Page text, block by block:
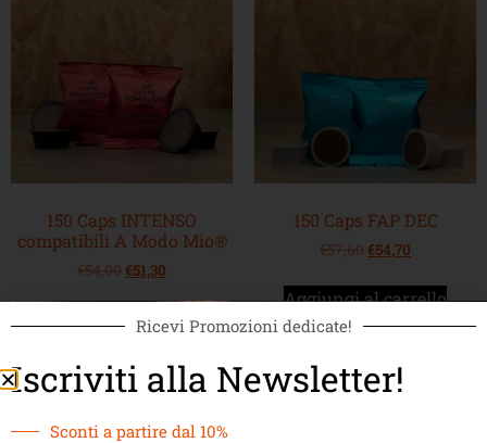
150 Caps INTENSO
compatibili A Modo Mio®
€54,00 €51,30
Aggiungi al Carrello
150 Caps FAP DEC
€57,60 €54,70
Aggiungi al carrello
Ricevi Promozioni dedicate!
Iscriviti alla Newsletter!
Sconti a partire dal 10%